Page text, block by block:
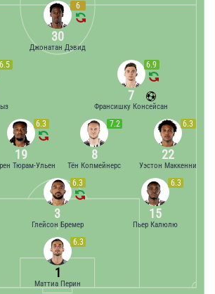
6.3
1
Маттиа Пeрин
6.3
3
Глейсон Бремер
6.3
15
Пьер Калюлю
6.3
19
Тюрам-Ульен
7.2
8
Тён Копмейнерс
6.3
22
Уэстон Маккенни
6.5 6.9
7
Франсишку Консейсан
6
30
Джонатан Дэвид